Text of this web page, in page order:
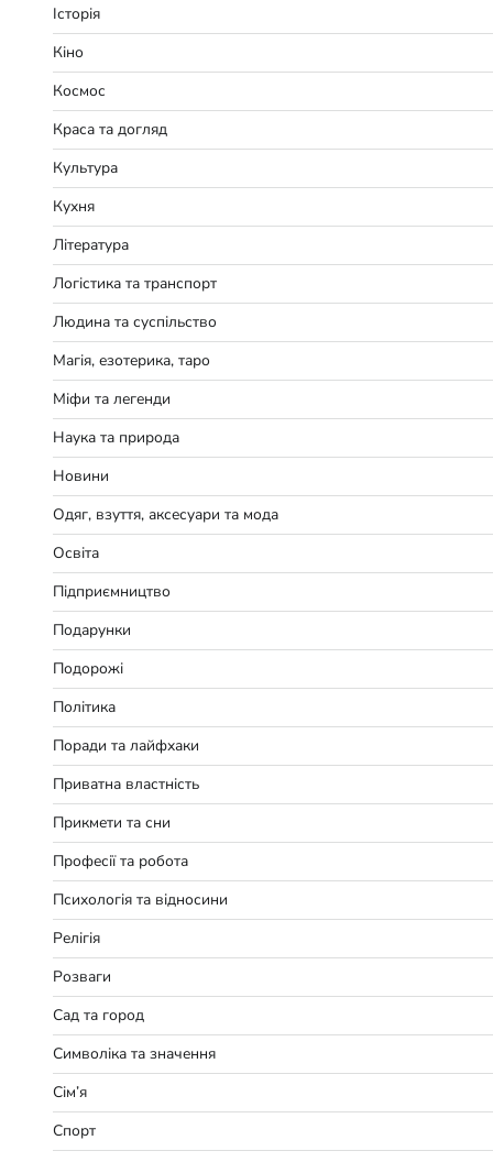
Історія
Кіно
Космос
Краса та догляд
Культура
Кухня
Література
Логістика та транспорт
Людина та суспільство
Магія, езотерика, таро
Міфи та легенди
Наука та природа
Новини
Одяг, взуття, аксесуари та мода
Освіта
Підприємництво
Подарунки
Подорожі
Політика
Поради та лайфхаки
Приватна властність
Прикмети та сни
Професії та робота
Психологія та відносини
Релігія
Розваги
Сад та город
Символіка та значення
Сім’я
Спорт